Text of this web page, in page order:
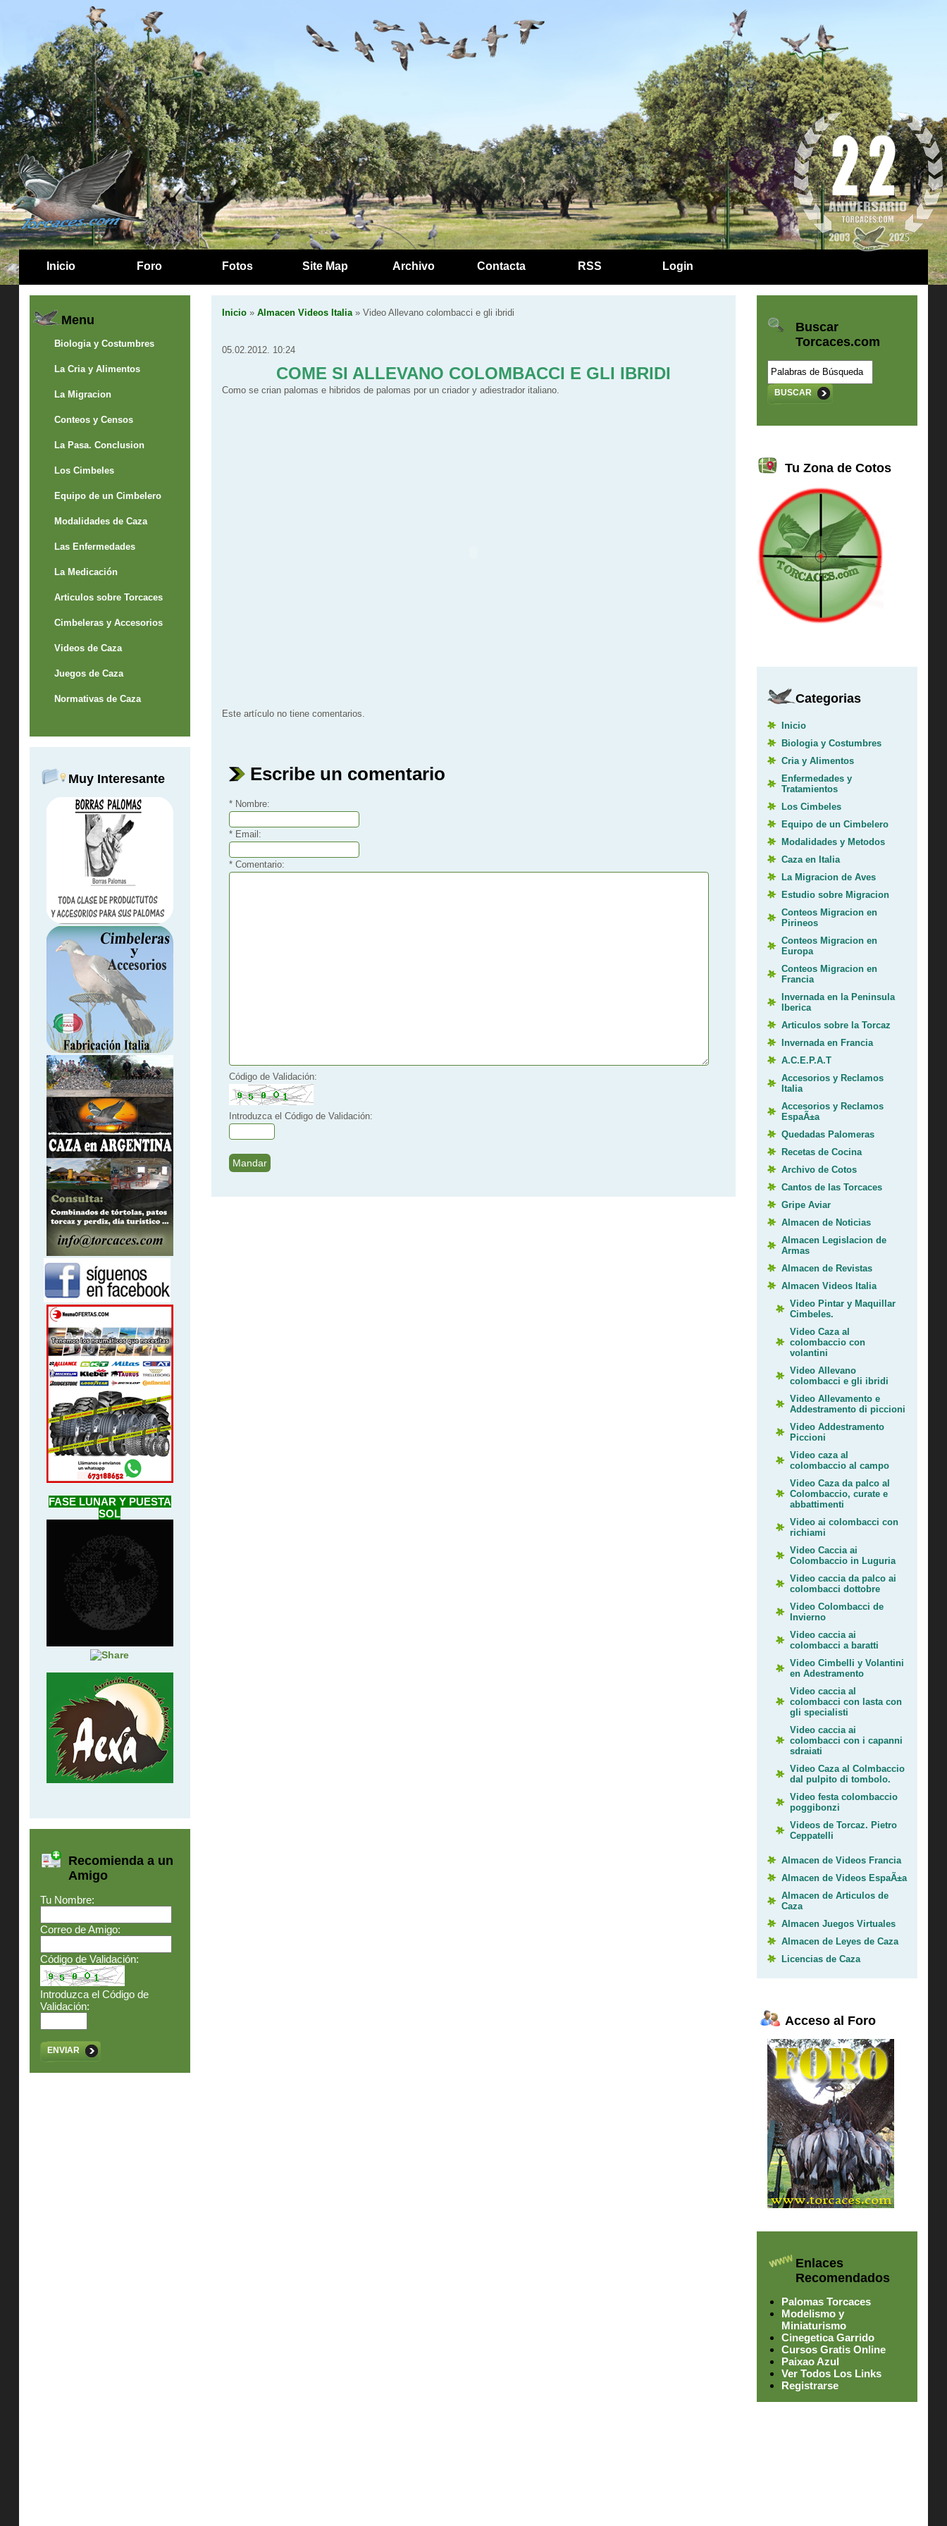
Inicio Foro Fotos Site Map Archivo Contacta RSS Login
Menu
Biologia y Costumbres
La Cria y Alimentos
La Migracion
Conteos y Censos
La Pasa. Conclusion
Los Cimbeles
Equipo de un Cimbelero
Modalidades de Caza
Las Enfermedades
La Medicación
Articulos sobre Torcaces
Cimbeleras y Accesorios
Videos de Caza
Juegos de Caza
Normativas de Caza
Muy Interesante
FASE LUNAR Y PUESTA
SOL
Recomienda a un
Amigo
Tu Nombre:
Correo de Amigo:
Código de Validación:
Introduzca el Código de
Validación:
ENVIAR
Inicio» Almacen Videos Italia» Video Allevano colombacci e gli ibridi
05.02.2012. 10:24
COME SI ALLEVANO COLOMBACCI E GLI IBRIDI
Como se crian palomas e hibridos de palomas por un criador y adiestrador italiano.
Este artículo no tiene comentarios.
Escribe un comentario
* Nombre:
* Email:
* Comentario:
Código de Validación:
Introduzca el Código de Validación:
Buscar
Torcaces.com
BUSCAR
Tu Zona de Cotos
Categorias
Inicio
Biologia y Costumbres
Cria y Alimentos
Enfermedades y
Tratamientos
Los Cimbeles
Equipo de un Cimbelero
Modalidades y Metodos
Caza en Italia
La Migracion de Aves
Estudio sobre Migracion
Conteos Migracion en
Pirineos
Conteos Migracion en
Europa
Conteos Migracion en
Francia
Invernada en la Peninsula
Iberica
Articulos sobre la Torcaz
Invernada en Francia
A.C.E.P.A.T
Accesorios y Reclamos
Italia
Accesorios y Reclamos
EspaÃ±a
Quedadas Palomeras
Recetas de Cocina
Archivo de Cotos
Cantos de las Torcaces
Gripe Aviar
Almacen de Noticias
Almacen Legislacion de
Armas
Almacen de Revistas
Almacen Videos Italia
Video Pintar y Maquillar
Cimbeles.
Video Caza al
colombaccio con
volantini
Video Allevano
colombacci e gli ibridi
Video Allevamento e
Addestramento di piccioni
Video Addestramento
Piccioni
Video caza al
colombaccio al campo
Video Caza da palco al
Colombaccio, curate e
abbattimenti
Video ai colombacci con
richiami
Video Caccia ai
Colombaccio in Luguria
Video caccia da palco ai
colombacci dottobre
Video Colombacci de
Invierno
Video caccia ai
colombacci a baratti
Video Cimbelli y Volantini
en Adestramento
Video caccia al
colombacci con lasta con
gli specialisti
Video caccia ai
colombacci con i capanni
sdraiati
Video Caza al Colmbaccio
dal pulpito di tombolo.
Video festa colombaccio
poggibonzi
Videos de Torcaz. Pietro
Ceppatelli
Almacen de Videos Francia
Almacen de Videos EspaÃ±a
Almacen de Articulos de
Caza
Almacen Juegos Virtuales
Almacen de Leyes de Caza
Licencias de Caza
Acceso al Foro
Enlaces
Recomendados
Palomas Torcaces
Modelismo y
Miniaturismo
Cinegetica Garrido
Cursos Gratis Online
Paixao Azul
Ver Todos Los Links
Registrarse